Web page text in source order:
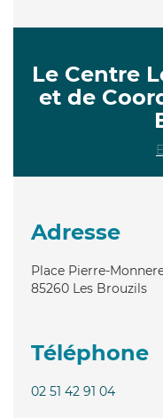
Le Centre
et de
Adresse
Place Pierre-
85260 Les Brouzils
Téléphone
02 51 42 91 04